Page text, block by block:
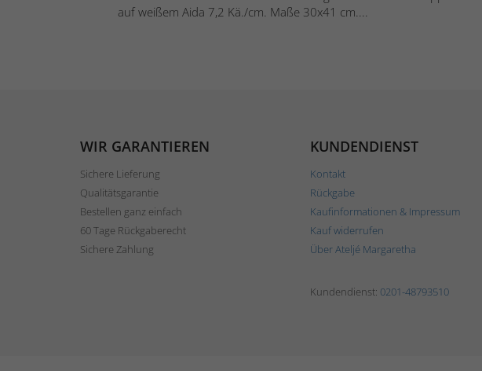
auf weißem Aida 7,2 Kä./cm. Maße 30x41 cm....
WIR GARANTIEREN
Sichere Lieferung
Qualitätsgarantie
Bestellen ganz einfach
60 Tage Rückgaberecht
Sichere Zahlung
KUNDENDIENST
Kontakt
Rückgabe
Kaufinformationen & Impressum
Kauf widerrufen
Über Ateljé Margaretha
Kundendienst: 0201-48793510